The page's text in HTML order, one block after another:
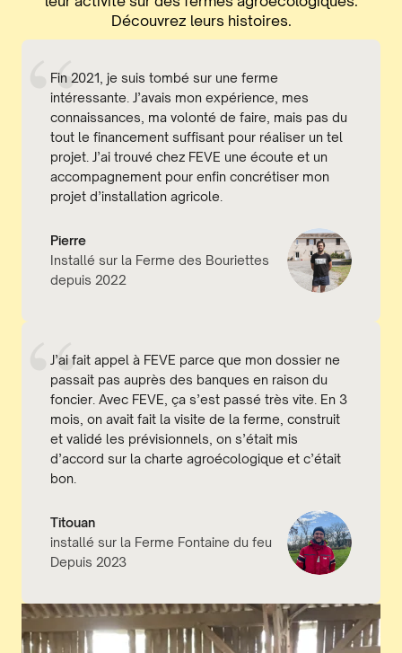
Découvrez leurs histoires.
Fin 2021, je suis tombé sur une ferme
intéressante. J’avais mon expérience, mes
connaissances, ma volonté de faire, mais pas du
tout le financement suffisant pour réaliser un tel
projet. J’ai trouvé chez FEVE une écoute et un
accompagnement pour enfin concrétiser mon
projet d’installation agricole.
Pierre
Installé sur la Ferme des Bouriettes
depuis 2022
J’ai fait appel à FEVE parce que mon dossier ne
passait pas auprès des banques en raison du
foncier. Avec FEVE, ça s’est passé très vite. En 3
mois, on avait fait la visite de la ferme, construit
et validé les prévisionnels, on s’était mis
d’accord sur la charte agroécologique et c’était
bon.
Titouan
installé sur la Ferme Fontaine du feu
Depuis 2023